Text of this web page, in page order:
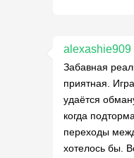
alexashie909
Забавная
приятная.
удаётся
когда
переходы
хотелось бы.